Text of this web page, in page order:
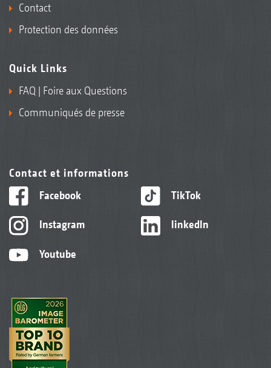
Contact
Protection des données
Quick Links
FAQ | Foire aux Questions
Communiqués de presse
Contact et informations
Facebook
Instagram
Youtube
TikTok
linkedIn